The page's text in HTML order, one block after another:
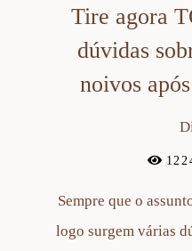
Tire agora
dúvidas
noivos
Sempre que o
logo surgem várias